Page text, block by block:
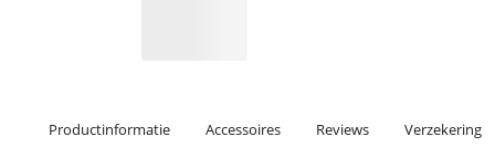
Productinformatie Accessoires Reviews Verzekering